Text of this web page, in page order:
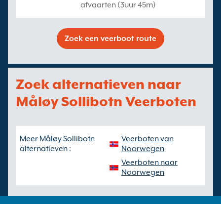
afvaarten (3uur 45m)
Zoek een veerboot route
Zoek alternatieven naar
Måløy Sollibotn Veerboten
Meer Måløy Sollibotn
alternatieven :
Veerboten van
Noorwegen
Veerboten naar
Noorwegen